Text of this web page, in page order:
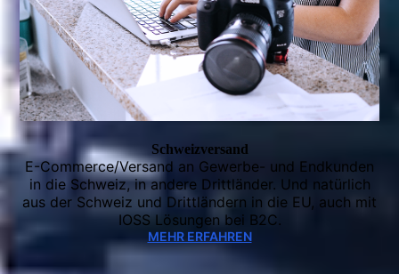
Schweizversand
E-Commerce/Versand an Gewerbe- und Endkunden
in die Schweiz, in andere Drittländer. Und natürlich
aus der Schweiz und Drittländern in die EU, auch mit
IOSS Lösungen bei B2C.
MEHR ERFAHREN